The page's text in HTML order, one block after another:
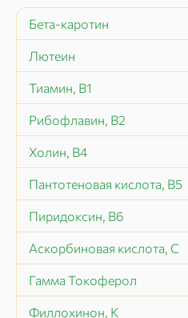
Бета-каротин
Лютеин
Тиамин, В1
Рибофлавин, В2
Холин, В4
Пантотеновая кислота, В5
Пиридоксин, В6
Аскорбиновая кислота, С
Гамма Токоферол
Филлохинон, К